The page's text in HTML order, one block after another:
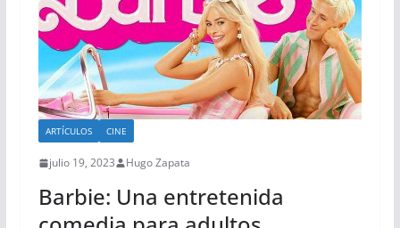
ARTÍCULOS CINE
julio 19, 2023 Hugo Zapata
Barbie: Una entretenida